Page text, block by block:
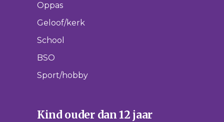
Oppas
Geloof/kerk
School
BSO
Sport/hobby
Kind ouder dan 12 jaar